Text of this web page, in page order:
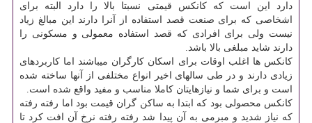
دارد این است که کانکس قیمتی نسبتا بالا را دارد البته برای
اشخاصی که برای صنعت قصد استفاده از آنرا دارند این مبالغ زیاد
نیست ولی برای افرادی که قصد استفاده معمولی و مسکونی را
دارند شاید مبلغی بالا باشد.
کانکس ها اغلب اوقات برای اسکان کارگران میباشند اما کاربردهای
زیادی دارند و در طی سالهای اخیر انواع مختلفی از آنها ساخته شده
است و برای شما و نیازهایتان کاملا مناسب و مفید واقع شده است.
کانکس محصولی بود که ابتدا به ساکن گران قیمت بود اما رفته رفته
که نیاز شدید و مبرمی به آن پیدا شد رفته رفته نرخ آن افت کرد تا